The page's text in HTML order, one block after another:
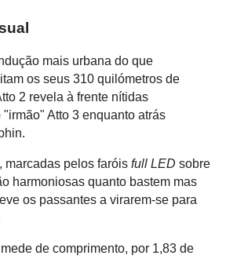
mais urbana do que
os seus 310 quilómetros de
2 revela à frente nítidas
Atto 3 enquanto atrás
marcadas pelos faróis full LED sobre
harmoniosas quanto bastem mas
os passantes a virarem-se para
de comprimento, por 1,83 de